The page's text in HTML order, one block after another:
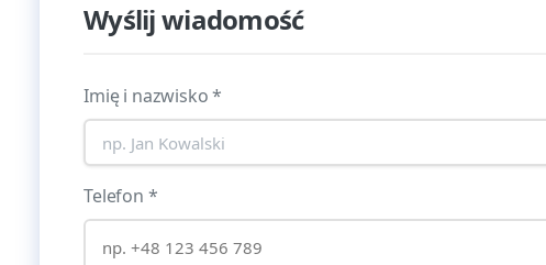
Wyślij wiadomość
Imię i nazwisko*
Telefon *